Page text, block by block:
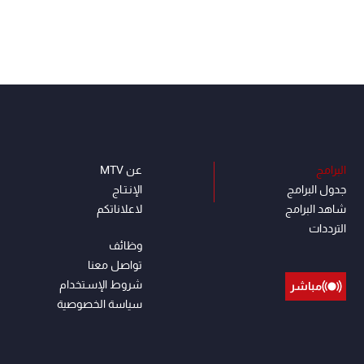
البرامج
جدول البرامج
شاهد البرامج
الترددات
مباشر
عن MTV
الإنـتـاج
لاعلاناتكم
وظائف
تواصل معنا
شروط الإسـتخدام
سياسة الخصوصية